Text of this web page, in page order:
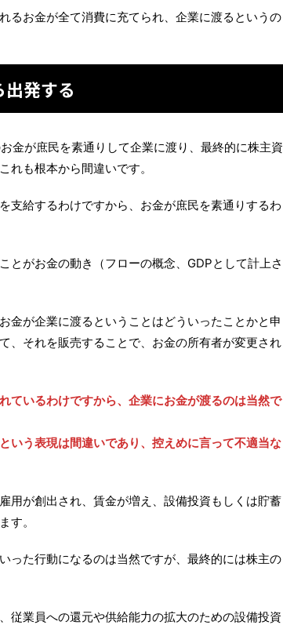
るお金が全て消費に充てられ、企業に渡るというの
発する
金が庶民を素通りして企業に渡り、最終的に株主資
れも根本から間違いです。
支給するわけですから、お金が庶民を素通りするわ
とがお金の動き（フローの概念、GDPとして計上さ
金が企業に渡るということはどういったことかと申
、それを販売することで、お金の所有者が変更され
ているわけですから、企業にお金が渡るのは当然で
いう表現は間違いであり、控えめに言って不適当な
用が創出され、賃金が増え、設備投資もしくは貯蓄
す。
った行動になるのは当然ですが、最終的には株主の
従業員への還元や供給能力の拡大のための設備投資